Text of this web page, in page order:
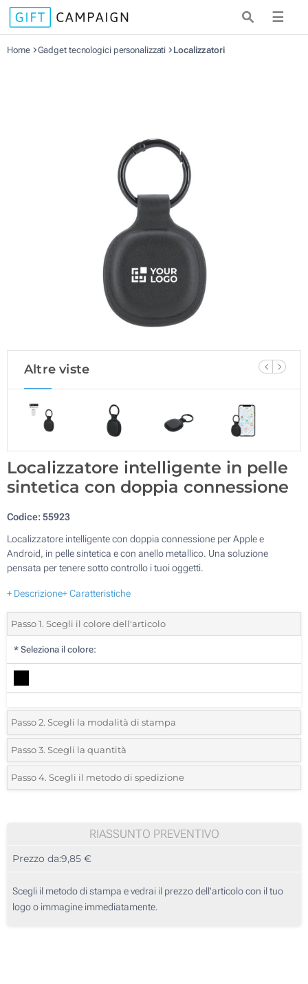
☰
Home Gadget tecnologici personalizzati Localizzatori
Altre viste
Localizzatore intelligente in pelle
sintetica con doppia connessione
Codice:55923
Localizzatore intelligente con doppia connessione per Apple e
Android, in pelle sintetica e con anello metallico. Una soluzione
pensata per tenere sotto controllo i tuoi oggetti.
+ Descrizione+ Caratteristiche
Passo 1. Scegli il colore dell'articolo
* Seleziona il colore:
Passo 2. Scegli la modalità di stampa
*Seleziona la posizione di stampa e il colore del vostro logo:
1 Colore (Al centro)
Passo 3. Scegli la quantità
*Quantità desiderata:
20
50
100
Passo 4. Scegli il metodo di spedizione
RIASSUNTO PREVENTIVO
Prezzo da:9,85 €
Scegli il metodo di stampa e vedrai il prezzo dell'articolo con il tuo
logo o immagine immediatamente.